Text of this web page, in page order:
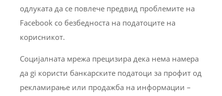
одлуката да се повлече предвид проблемите на
Facebook со безбедноста на податоците на
корисникот.
Социјалната мрежа прецизира дека нема намера
да gi користи банкарските податоци за профит од
рекламирање или продажба на информации –